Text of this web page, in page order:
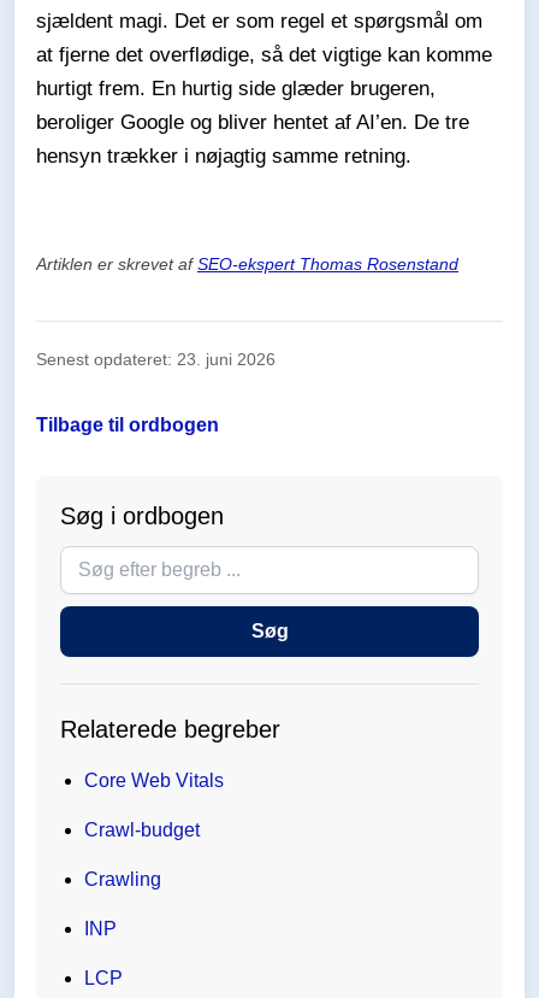
sjældent magi. Det er som regel et spørgsmål om
at fjerne det overflødige, så det vigtige kan komme
hurtigt frem. En hurtig side glæder brugeren,
beroliger Google og bliver hentet af AI’en. De tre
hensyn trækker i nøjagtig samme retning.
Artiklen er skrevet afSEO-ekspert Thomas Rosenstand
Senest opdateret: 23. juni 2026
Tilbage til ordbogen
Søg i ordbogen
Søg
ordbogen
Søg
Relaterede begreber
Core Web Vitals
Crawl-budget
Crawling
INP
LCP